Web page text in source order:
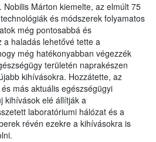
Nobilis Márton kiemelte, az elmúlt 75
és módszerek folyamatos
még pontosabbá és
haladás lehetővé tette a
még hatékonyabban végezzék
területén naprakészen
kihívásokra. Hozzátette, az
más aktuális egészségügyi
kihívások elé állítják a
laboratóriumi hálózat és a
révén ezekre a kihívásokra is